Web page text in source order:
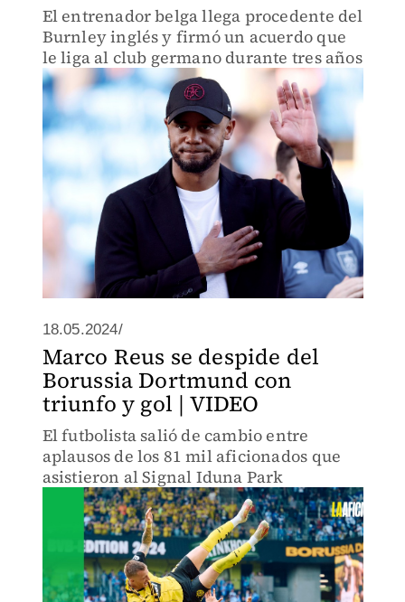
El entrenador belga llega procedente del
Burnley inglés y firmó un acuerdo que
le liga al club germano durante tres años
18.05.2024/
Marco Reus se despide del
Borussia Dortmund con
triunfo y gol | VIDEO
El futbolista salió de cambio entre
aplausos de los 81 mil aficionados que
asistieron al Signal Iduna Park